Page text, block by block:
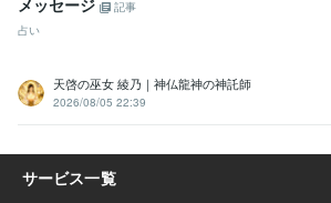
メッセージ
記事
占い
天啓の巫女 綾乃｜神仏龍神の神託師
2026/08/05 22:39